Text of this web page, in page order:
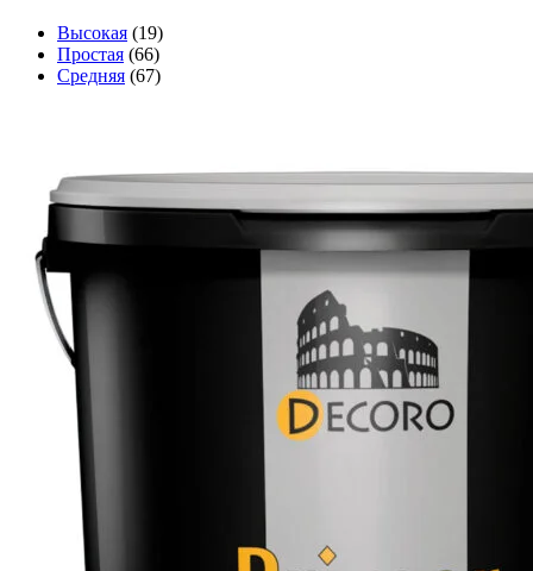
Высокая (19)
Простая (66)
Средняя (67)